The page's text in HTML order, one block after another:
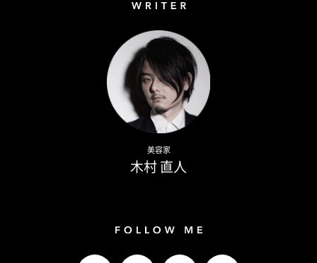
美容家
木村 直人